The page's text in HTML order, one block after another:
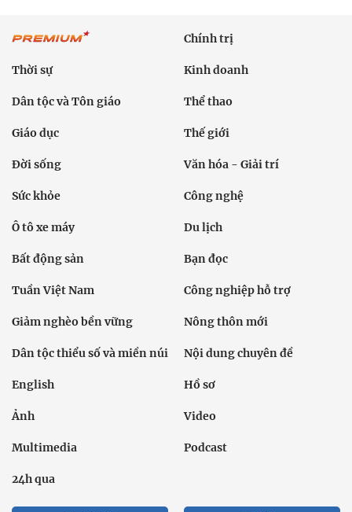
Chính trị
Thời sự Kinh doanh
Dân tộc và Tôn giáo Thể thao
Giáo dục Thế giới
Đời sống Văn hóa - Giải trí
Sức khỏe Công nghệ
Ô tô xe máy Du lịch
Bất động sản Bạn đọc
Tuần Việt Nam Công nghiệp hỗ trợ
Giảm nghèo bền vững Nông thôn mới
Dân tộc thiểu số và miền núi Nội dung chuyên đề
English Hồ sơ
Ảnh Video
Multimedia Podcast
24h qua